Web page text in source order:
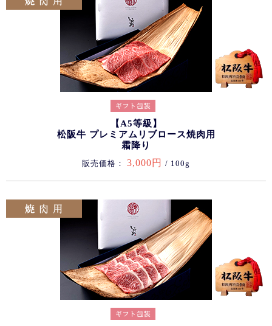
【A5等級】
松阪牛 プレミアムリブロース焼肉用
霜降り
販売価格： 3,000円 / 100g